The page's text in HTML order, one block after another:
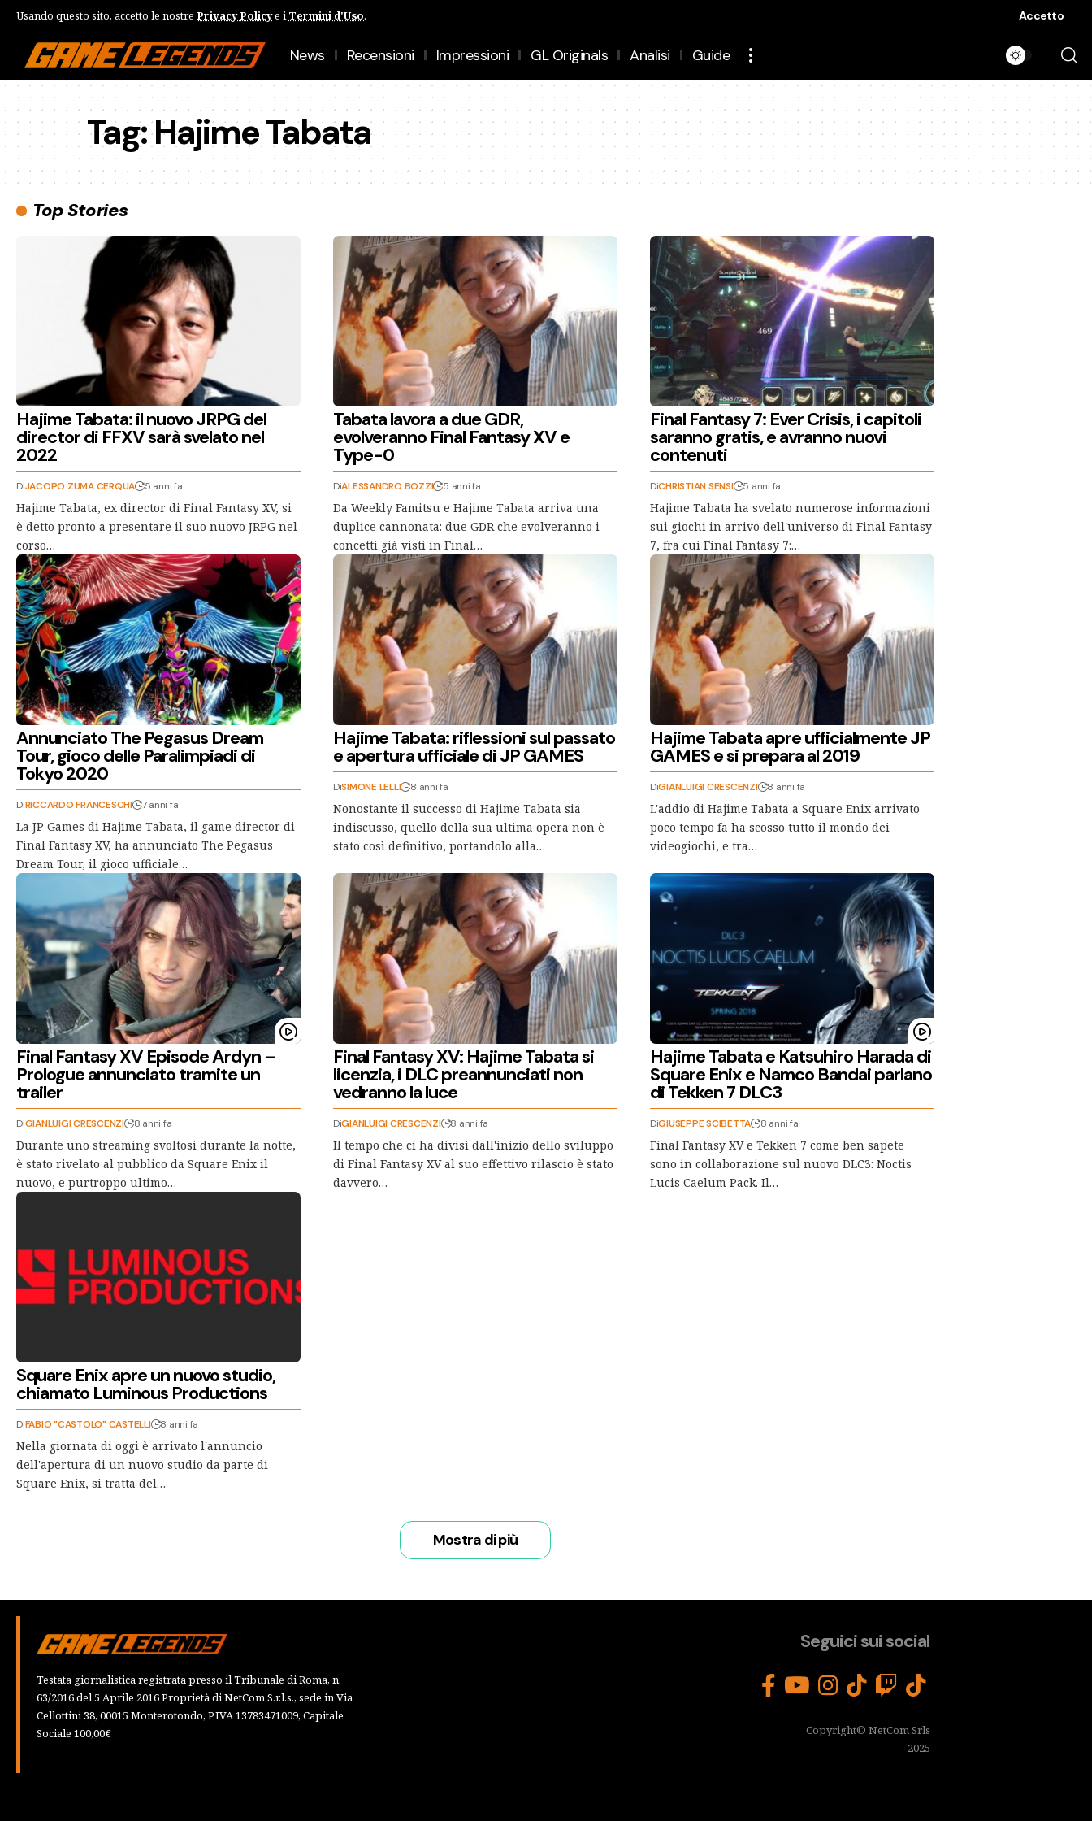
Usando questo sito, accetto le nostre Privacy Policye i Termini d'Uso. Accetto
News Recensioni Impressioni GL Originals Analisi Guide
Tag:Hajime Tabata
Top Stories
Hajime Tabata: il nuovo JRPG del
director di FFXV sarà svelato nel
2022
DiJACOPO ZUMA CERQUA 5 anni fa
Hajime Tabata, ex director di Final Fantasy XV, si
è detto pronto a presentare il suo nuovo JRPG nel
corso…
Tabata lavora a due GDR,
evolveranno Final Fantasy XV e
Type-0
DiALESSANDRO BOZZI 5 anni fa
Da Weekly Famitsu e Hajime Tabata arriva una
duplice cannonata: due GDR che evolveranno i
concetti già visti in Final…
Final Fantasy 7: Ever Crisis, i capitoli
saranno gratis, e avranno nuovi
contenuti
DiCHRISTIAN SENSI 5 anni fa
Hajime Tabata ha svelato numerose informazioni
sui giochi in arrivo dell'universo di Final Fantasy
7, fra cui Final Fantasy 7:…
Annunciato The Pegasus Dream
Tour, gioco delle Paralimpiadi di
Tokyo 2020
DiRICCARDO FRANCESCHI 7 anni fa
La JP Games di Hajime Tabata, il game director di
Final Fantasy XV, ha annunciato The Pegasus
Dream Tour, il gioco ufficiale…
Hajime Tabata: riflessioni sul passato
e apertura ufficiale di JP GAMES
DiSIMONE LELLI 8 anni fa
Nonostante il successo di Hajime Tabata sia
indiscusso, quello della sua ultima opera non è
stato così definitivo, portandolo alla…
Hajime Tabata apre ufficialmente JP
GAMES e si prepara al 2019
DiGIANLUIGI CRESCENZI 8 anni fa
L'addio di Hajime Tabata a Square Enix arrivato
poco tempo fa ha scosso tutto il mondo dei
videogiochi, e tra…
Final Fantasy XV Episode Ardyn –
Prologue annunciato tramite un
trailer
DiGIANLUIGI CRESCENZI 8 anni fa
Durante uno streaming svoltosi durante la notte,
è stato rivelato al pubblico da Square Enix il
nuovo, e purtroppo ultimo…
Final Fantasy XV: Hajime Tabata si
licenzia, i DLC preannunciati non
vedranno la luce
DiGIANLUIGI CRESCENZI 8 anni fa
Il tempo che ci ha divisi dall'inizio dello sviluppo
di Final Fantasy XV al suo effettivo rilascio è stato
davvero…
Hajime Tabata e Katsuhiro Harada di
Square Enix e Namco Bandai parlano
di Tekken 7 DLC3
DiGIUSEPPE SCIBETTA 8 anni fa
Final Fantasy XV e Tekken 7 come ben sapete
sono in collaborazione sul nuovo DLC3: Noctis
Lucis Caelum Pack. Il…
Square Enix apre un nuovo studio,
chiamato Luminous Productions
DiFABIO "CASTOLO" CASTELLI 8 anni fa
Nella giornata di oggi è arrivato l'annuncio
dell'apertura di un nuovo studio da parte di
Square Enix, si tratta del…
Mostra di più
Testata giornalistica registrata presso il Tribunale di Roma, n.
63/2016 del 5 Aprile 2016 Proprietà di NetCom S.r.l.s., sede in Via
Cellottini 38, 00015 Monterotondo, P.IVA 13783471009, Capitale
Sociale 100,00€
Seguici sui social
Copyright© NetCom Srls
2025